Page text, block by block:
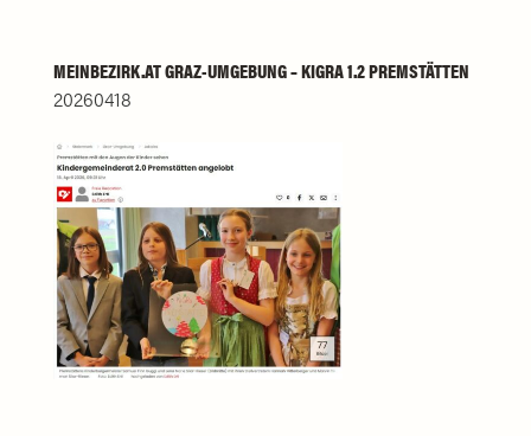
MEINBEZIRK.AT GRAZ-UMGEBUNG – KIGRA 1.2 PREMSTÄTTEN
20260418